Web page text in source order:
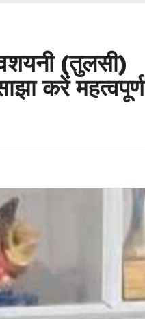
(तुलसी)
करें महत्वपूर्ण